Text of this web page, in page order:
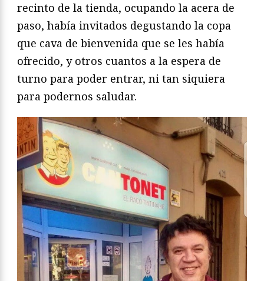
recinto de la tienda, ocupando la acera de
paso, había invitados degustando la copa
que cava de bienvenida que se les había
ofrecido, y otros cuantos a la espera de
turno para poder entrar, ni tan siquiera
para podernos saludar.